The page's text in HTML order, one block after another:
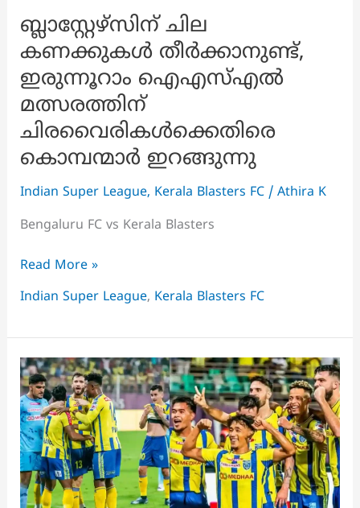
ബ്ലാസ്റ്റേഴ്‌സിന് ചില
കണക്കുകൾ തീർക്കാനുണ്ട്,
ഇരുന്നൂറാം ഐഎസ്എൽ
മത്സരത്തിന്
ചിരവൈരികൾക്കെതിരെ
കൊമ്പന്മാർ ഇറങ്ങുന്നു
Indian Super League, Kerala Blasters FC/ Athira K
Bengaluru FC vs Kerala Blasters
ബ്ലാസ്റ്റേഴ്‌സിന്
ചില
കണക്കുകൾ
ഐഎസ്എൽ
മത്സരത്തിന്
ചിരവൈരികൾക്കെതിരെ
കൊമ്പന്മാർ
ഇറങ്ങുന്നു
Read More »
Indian Super League, Kerala Blasters FC